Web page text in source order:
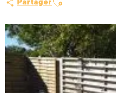
Partager